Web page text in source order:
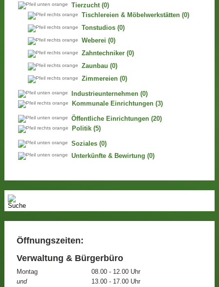
Tierzucht (0)
Tischlereien & Möbelwerkstätten (0)
Tonstudios (0)
Weberei (0)
Zahntechniker (0)
Zaunbau (0)
Zimmereien (0)
Industrieunternehmen (0)
Kommunale Einrichtungen (3)
Öffentliche Einrichtungen (20)
Politik (5)
Soziales (0)
Unterkünfte & Bewirtung (0)
Öffnungszeiten:
Verwaltung & Bürgerbüro
Montag
08.00 - 12.00 Uhr
und
13.00 - 17.00 Uhr